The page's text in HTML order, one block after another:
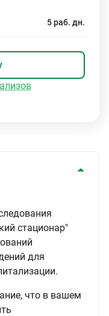
5 раб. дн.
стационар"
для
что в вашем